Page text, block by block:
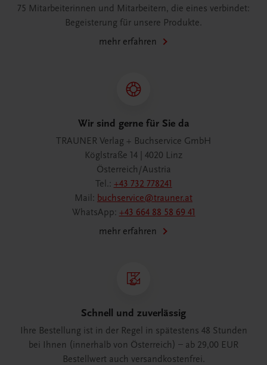
75 Mitarbeiterinnen und Mitarbeitern, die eines verbindet:
Begeisterung für unsere Produkte.
mehr erfahren
Wir sind gerne für Sie da
TRAUNER Verlag + Buchservice GmbH
Köglstraße 14 | 4020 Linz
Österreich/Austria
Tel.: +43 732 778241
Mail: buchservice@trauner.at
WhatsApp: +43 664 88 58 69 41
mehr erfahren
Schnell und zuverlässig
Ihre Bestellung ist in der Regel in spätestens 48 Stunden
bei Ihnen (innerhalb von Österreich) – ab 29,00 EUR
Bestellwert auch versandkostenfrei.